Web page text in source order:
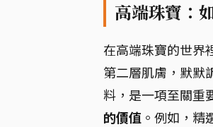
高端珠寶：
在高端珠寶的世界
第二層肌膚，默默
料，是一項至關重
的價值 。例如，